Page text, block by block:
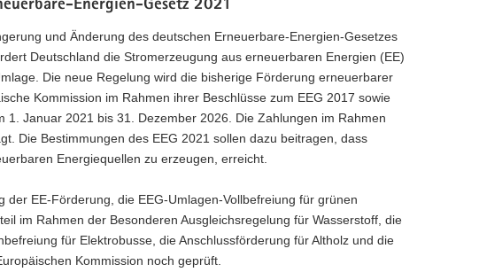
Energien-Gesetz 2021
und Änderung des deutschen Erneuerbare-Energien-Gesetzes
Deutschland die Stromerzeugung aus erneuerbaren Energien (EE)
Die neue Regelung wird die bisherige Förderung erneuerbarer
Kommission im Rahmen ihrer Beschlüsse zum EEG 2017 sowie
Januar 2021 bis 31. Dezember 2026. Die Zahlungen im Rahmen
Die Bestimmungen des EEG 2021 sollen dazu beitragen, dass
Energiequellen zu erzeugen, erreicht.
EE-Förderung, die EEG-Umlagen-Vollbefreiung für grünen
im Rahmen der Besonderen Ausgleichsregelung für Wasserstoff, die
für Elektrobusse, die Anschlussförderung für Altholz und die
Kommission noch geprüft.